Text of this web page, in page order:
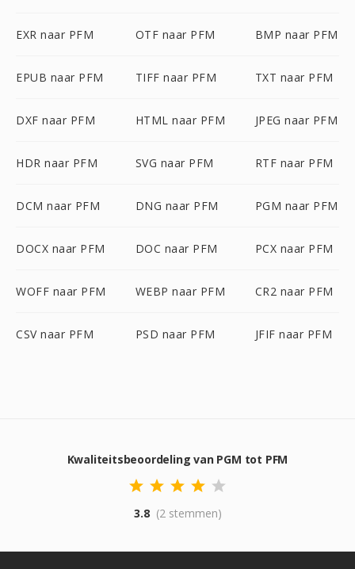
EXR naar PFM OTF naar PFM BMP naar PFM
EPUB naar PFM TIFF naar PFM TXT naar PFM
DXF naar PFM HTML naar PFM JPEG naar PFM
HDR naar PFM SVG naar PFM RTF naar PFM
DCM naar PFM DNG naar PFM PGM naar PFM
DOCX naar PFM DOC naar PFM PCX naar PFM
WOFF naar PFM WEBP naar PFM CR2 naar PFM
CSV naar PFM PSD naar PFM JFIF naar PFM
Kwaliteitsbeoordeling van PGM tot PFM
3.8 (2 stemmen)